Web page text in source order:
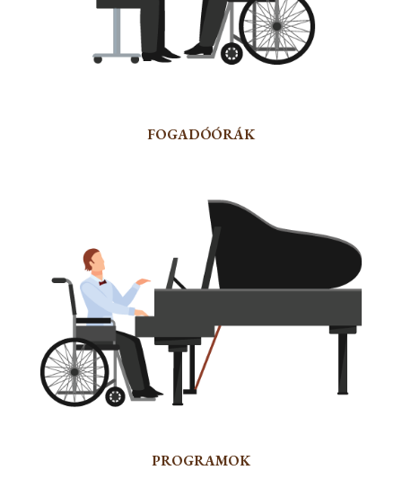
FOGADÓÓRÁK
PROGRAMOK